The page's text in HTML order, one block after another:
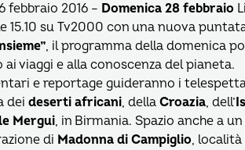
febbraio 2016 – Domenica 28 febbraio
15.10 su Tv2000 con una nuova
, il programma della domenica
viaggi e alla conoscenza del pianeta.
e reportage guideranno i
dei deserti africani, della Croazia, dell’
Mergui, in Birmania. Spazio anche a
di Madonna di Campiglio, località